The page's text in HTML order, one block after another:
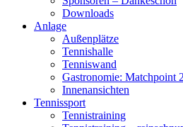
Downloads
Anlage
Außenplätze
Tennishalle
Tenniswand
Gastronomie: Matchpoint
Innenansichten
Tennissport
Tennistraining